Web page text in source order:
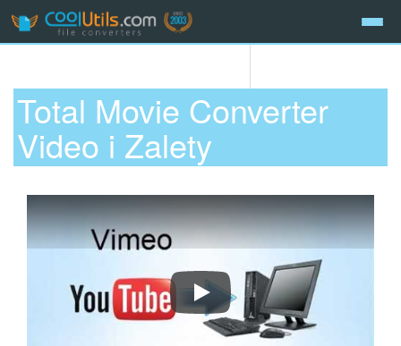
Total Movie Converter
Video i Zalety
Jak konwertować wideo do MP4,